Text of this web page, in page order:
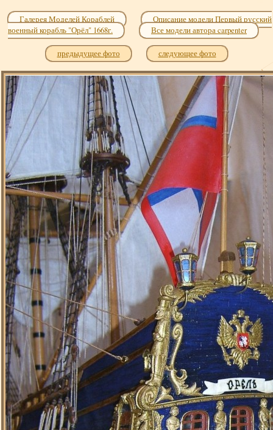
Галерея Моделей Кораблей
Описание модели Первый русский
военный корабль "Орёл" 1668г.
Все модели автора carpenter
предыдущее фото следующее фото